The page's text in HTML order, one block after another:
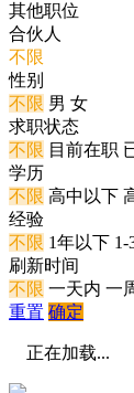
其他职位
合伙人
不限
性别
不限 男 女
求职状态
不限 目前在职
学历
不限 高中以下
经验
不限 1年以下 1-
刷新时间
不限 一天内 一
重置 确定
正在加载...